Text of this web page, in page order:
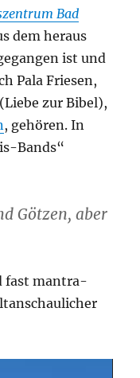
Bad
dem heraus
ist und
Pala Friesen,
(Liebe zur Bibel),
, gehören. In
Bands“
Götzen, aber
fast mantra-